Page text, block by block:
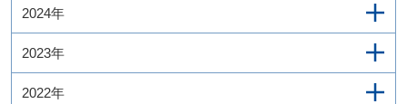
2024年
2023年
2022年